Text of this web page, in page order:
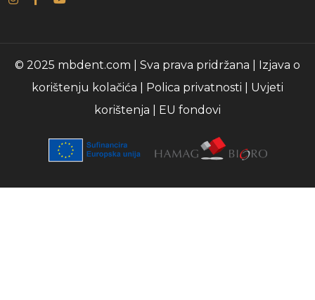
© 2025 mbdent.com | Sva prava pridržana | Izjava o
korištenju kolačića
Polica privatnosti
Uvjeti
korištenja
EU fondovi